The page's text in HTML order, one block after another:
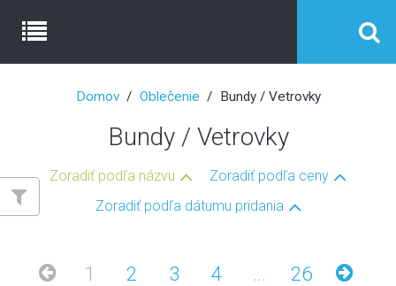
Domov Oblečenie Bundy / Vetrovky
Bundy / Vetrovky
Zoradiť podľa názvu
Zoradiť podľa ceny
Zoradiť podľa dátumu pridania
1 2 3 4 ... 26